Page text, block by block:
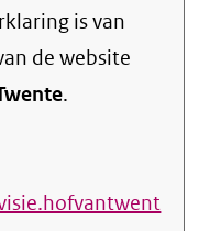
is van
de website
.